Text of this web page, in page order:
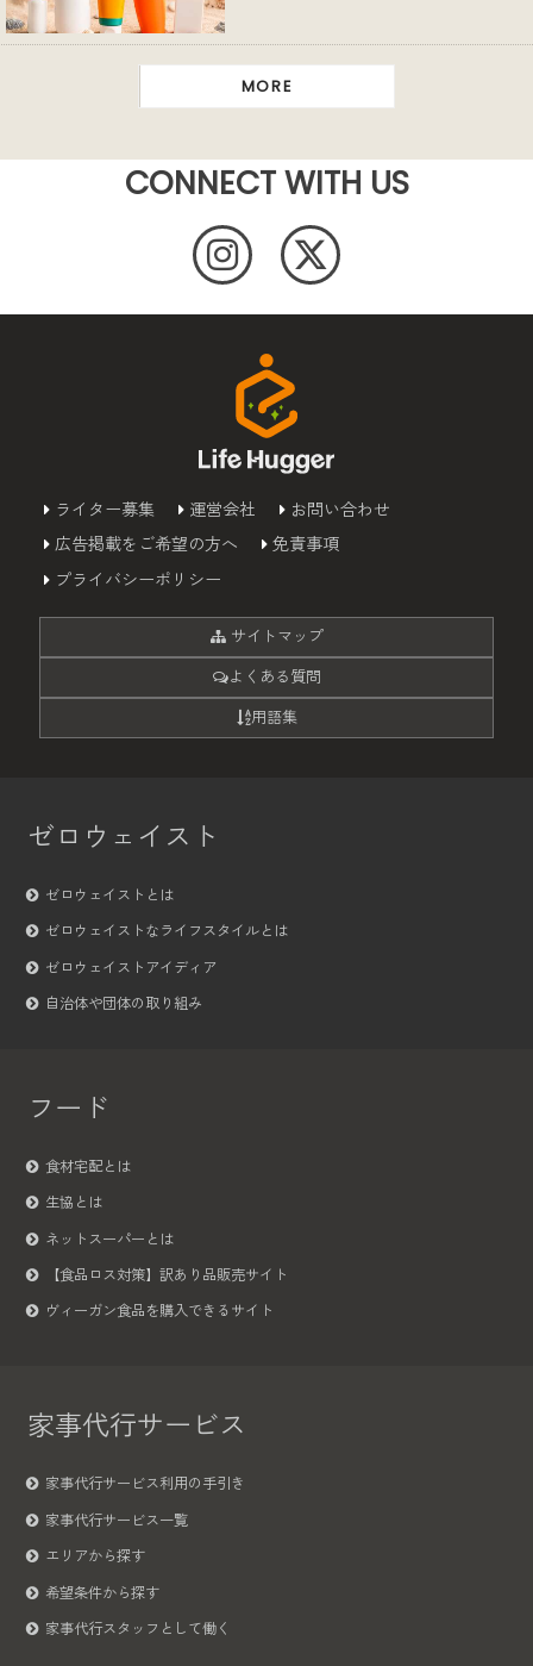
MORE
CONNECT WITH US
ライター募集 運営会社
お問い合わせ
広告掲載をご希望の方へ
免責事項
プライバシーポリシー
サイトマップ
よくある質問
用語集
ゼロウェイスト
ゼロウェイストとは
ゼロウェイストなライフスタイルとは
ゼロウェイストアイディア
自治体や団体の取り組み
フード
食材宅配とは
生協とは
ネットスーパーとは
【食品ロス対策】訳あり品販売サイト
ヴィーガン食品を購入できるサイト
家事代行サービス
家事代行サービス利用の手引き
家事代行サービス一覧
エリアから探す
希望条件から探す
家事代行スタッフとして働く